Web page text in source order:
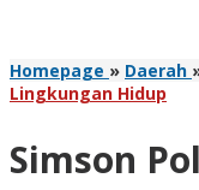
Homepage » Daerah
Lingkungan Hidup
Simson